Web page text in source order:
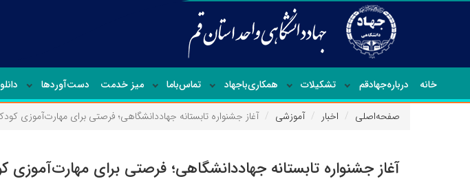
خانه درباره‌جهاد‌قم تشکیلات همکاری‌باجهاد تماس‌با‌ما میز خدمت دست‌آوردها
صفحه‌اصلی اخبار آموزشی آغاز جشنواره تابستانه جهاددانشگاهی؛ فرصتی برای مهارت‌آموزی
آغاز جشنواره تابستانه جهاددانشگاهی؛ فرصتی برای مهارت‌آموزی